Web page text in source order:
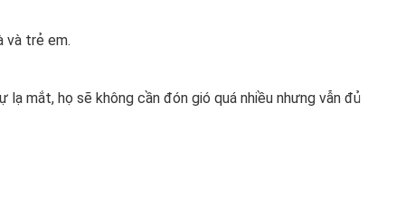
và trẻ em.
mắt, họ sẽ không cần đón gió quá nhiều nhưng vẫn đủ